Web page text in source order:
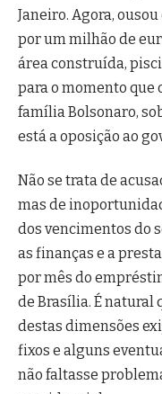
Janeiro. Agora,
por um milhão de
área construída,
para o momento que
família Bolsonaro,
está a oposição ao
Não se trata de
mas de
dos vencimentos do
as finanças e a
por mês do
de Brasília. É natural
destas dimensões
fixos e alguns
não faltasse